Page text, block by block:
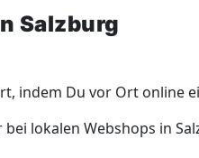
Salzburg
indem Du vor Ort online
lokalen Webshops in